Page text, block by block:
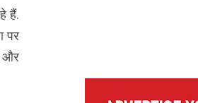
हैं.
पर
और